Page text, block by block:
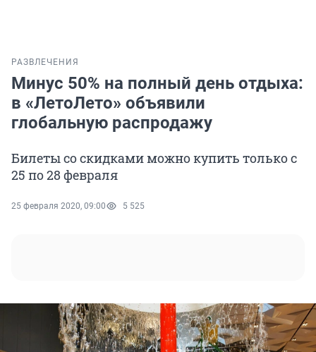
РАЗВЛЕЧЕНИЯ
Минус 50% на полный день отдыха:
в «ЛетоЛето» объявили
глобальную распродажу
Билеты со скидками можно купить только с
25 по 28 февраля
25 февраля 2020, 09:00 5 525